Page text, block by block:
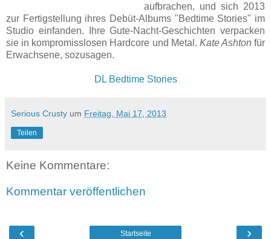
aufbrachen, und sich 2013
zur Fertigstellung ihres Debüt-Albums "Bedtime Stories" im
Studio einfanden. Ihre Gute-Nacht-Geschichten verpacken
sie in kompromisslosen Hardcore und Metal. Kate Ashton für
Erwachsene, sozusagen.
DL Bedtime Stories
Serious Crusty um Freitag, Mai 17, 2013
Teilen
Keine Kommentare:
Kommentar veröffentlichen
‹ ›
Startseite